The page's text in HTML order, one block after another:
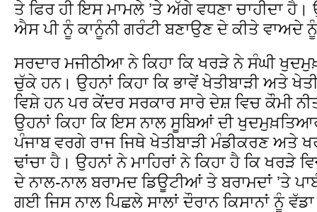
ਤੇ ਫਿਰ ਹੀ ਇਸ ਮਾਮਲੇ ’ਤੇ ਅੱਗੇ ਵਧਣਾ ਚਾਹੀਦਾ ਹੈ।
ਐਸ ਪੀ ਨੂੰ ਕਾਨੂੰਨੀ ਗਰੰਟੀ ਬਣਾਉਣ ਦੇ ਕੀਤੇ ਵਾਅਦੇ
ਸਰਦਾਰ ਮਜੀਠੀਆ ਨੇ ਕਿਹਾ ਕਿ ਖਰੜੇ ਨੇ ਸੰਘੀ
ਚੁੱਕੇ ਹਨ। ਉਹਨਾਂ ਕਿਹਾ ਕਿ ਭਾਵੇਂ ਖੇਤੀਬਾੜੀ ਅਤੇ
ਵਿਸ਼ੇ ਹਨ ਪਰ ਕੇਂਦਰ ਸਰਕਾਰ ਸਾਰੇ ਦੇਸ਼ ਵਿਚ ਕੌਮੀ
ਉਹਨਾਂ ਕਿਹਾ ਕਿ ਇਸ ਨਾਲ ਸੂਬਿਆਂ ਦੀ
ਪੰਜਾਬ ਵਰਗੇ ਰਾਜ ਜਿਥੇ ਖੇਤੀਬਾੜੀ ਮੰਡੀਕਰਣ ਅਤੇ
ਢਾਂਚਾ ਹੈ। ਉਹਨਾਂ ਨੇ ਮਾਹਿਰਾਂ ਨੇ ਕਿਹਾ ਹੈ ਕਿ ਖਰੜੇ
ਦੇ ਨਾਲ-ਨਾਲ ਬਰਾਮਦ ਡਿਊਟੀਆਂ ਤੇ ਬਰਾਮਦਾਂ ’ਤੇ
ਗਈ ਜਿਸ ਨਾਲ ਪਿਛਲੇ ਸਾਲਾਂ ਦੌਰਾਨ ਕਿਸਾਨਾਂ ਨੂੰ